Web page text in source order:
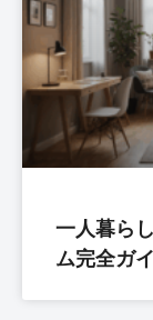
一人暮ら
ム完全ガ